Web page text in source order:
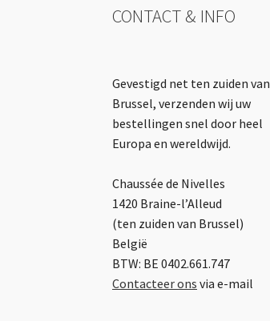
CONTACT & INFO
Gevestigd net ten zuiden van
Brussel, verzenden wij uw
bestellingen snel door heel
Europa en wereldwijd.
Chaussée de Nivelles
1420 Braine-l’Alleud
(ten zuiden van Brussel)
België
BTW: BE 0402.661.747
Contacteer ons via e-mail